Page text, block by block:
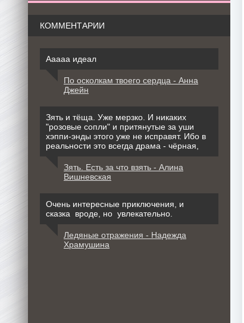
КОММЕНТАРИИ
Ааааа идеал
По осколкам твоего сердца - Анна
Джейн
Зять и тёща. Уже мерзко. И никаких
"розовые сопли" и притянутые за уши
хэппи-энды этого уже не исправят. Ибо в
реальности это всегда драма - чёрная,
Зять. Есть за что взять - Алина
Вишневская
Очень интересные приключения, и
сказка вроде, но увлекательно.
Ледяные отражения - Надежда
Храмушина